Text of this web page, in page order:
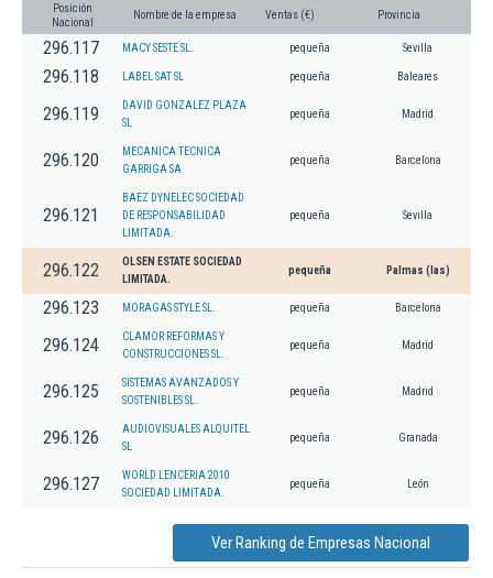
Posición
Nacional
Nombre de la empresa Ventas (€) Provincia
296.117 MACY SESTE SL. pequeña Sevilla
296.118 LABEL SAT SL pequeña Baleares
296.119
DAVID GONZALEZ PLAZA
SL
pequeña Madrid
296.120
MECANICA TECNICA
GARRIGA SA
pequeña Barcelona
296.121
BAEZ DYNELEC SOCIEDAD
DE RESPONSABILIDAD
LIMITADA.
pequeña Sevilla
296.122
OLSEN ESTATE SOCIEDAD
LIMITADA.
pequeña Palmas (las)
296.123 MORAGAS STYLE SL. pequeña Barcelona
296.124
CLAMOR REFORMAS Y
CONSTRUCCIONES SL.
pequeña Madrid
296.125
SISTEMAS AVANZADOS Y
SOSTENIBLES SL.
pequeña Madrid
296.126
AUDIOVISUALES ALQUITEL
SL
pequeña Granada
296.127
WORLD LENCERIA 2010
SOCIEDAD LIMITADA.
pequeña León
Ver Ranking de Empresas Nacional